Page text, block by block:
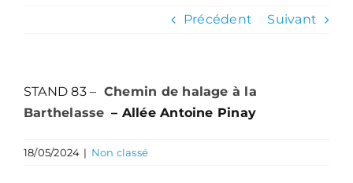
Précédent Suivant
STAND 83 – Chemin de halage à la
Barthelasse – Allée Antoine Pinay
18/05/2024 | Non classé